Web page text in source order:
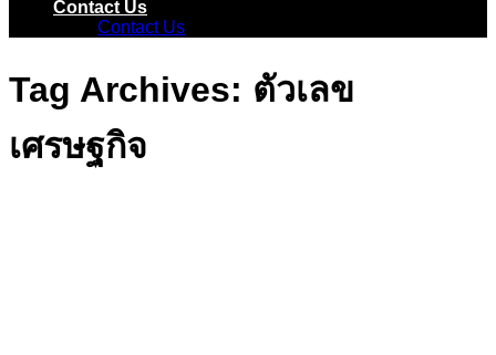
Contact Us
Contact Us
Tag Archives: ตัวเลข
เศรษฐกิจ